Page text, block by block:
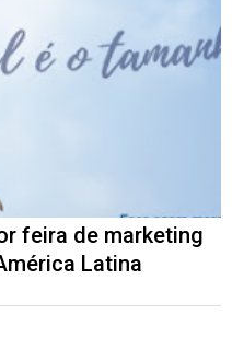
feira de marketing
Latina